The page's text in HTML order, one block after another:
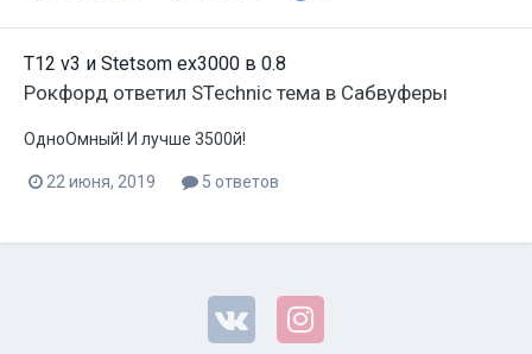
T12 v3 и Stetsom ex3000 в 0.8
Рокфорд ответил STechnic тема в Сабвуферы
ОдноОмный! И лучше 3500й!
22 июня, 2019 5 ответов